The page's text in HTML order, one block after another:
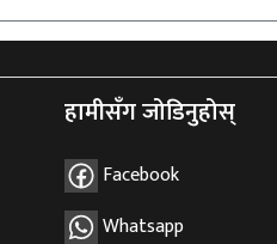
हामीसँग जोडिनुहोस्
Facebook
Whatsapp